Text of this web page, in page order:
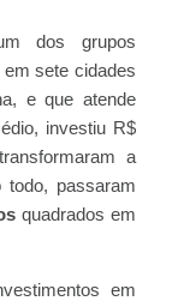
dos grupos
sete cidades
e que atende
investiu R$
a
todo, passaram
quadrados em
em